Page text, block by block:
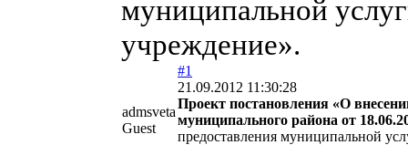
муниципальной
учреждение».
admsveta
Guest
#1
21.09.2012 11:30:28
Проект постановления «О
муниципального района от
предоставления муниципальной